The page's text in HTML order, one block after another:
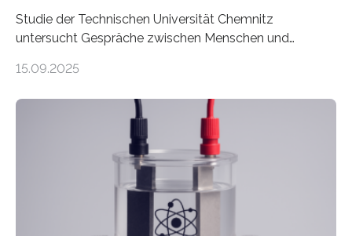
Studie der Technischen Universität Chemnitz
untersucht Gespräche zwischen Menschen und
Podcast. Bereits jetzt arbeiten Menschen eng mit
Industrie. In Zukunft wird das voraussichtlich noch
Roboter-Teams eigentlich währenddessen? Und vor
allem wie? „Uns interessiert, ob Menschen im Team mit
dem Roboter anders sprechen als im Team mit
anderen Menschen“, so die Sprachwissenschaftlerin
Prof. Dr. Christina Sanchez-Stockhammer von der
15.09.2025